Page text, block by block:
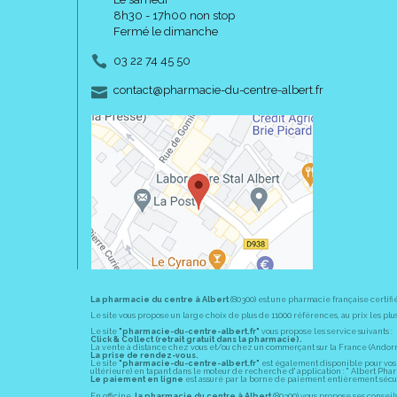
8h30 - 17h00 non stop
Fermé le dimanche
03 22 74 45 50
contact-
@-
pharmacie-du-centre-albert.fr
La pharmacie du centre à Albert (80300) est une pharmacie française
Le site vous propose un large choix de plus de 11000 références, au prix les
Le site "pharmacie-du-centre-albert.fr" vous propose les service suivants :
Click & Collect (retrait gratuit dans la pharmacie).
La vente à distance chez vous et/ou chez un commerçant sur la France
La prise de rendez-vous.
Le site "pharmacie-du-centre-albert.fr" est également disponible pour vos
ultérieure) en tapant dans le moteur de recherche d' application : " Albert
Le paiement en ligne est assuré par la borne de paiement entièrement